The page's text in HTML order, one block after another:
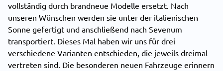
vollständig durch brandneue Modelle ersetzt. Nach
unseren Wünschen werden sie unter der italienischen
Sonne gefertigt und anschließend nach Sevenum
transportiert. Dieses Mal haben wir uns für drei
verschiedene Varianten entschieden, die jeweils dreimal
vertreten sind. Die besonderen neuen Fahrzeuge erinnern